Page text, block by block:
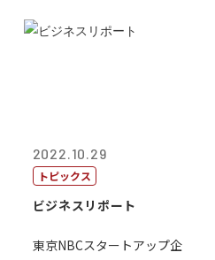
2022.10.29
トピックス
ビジネスリポート
東京NBCスタートアップ企